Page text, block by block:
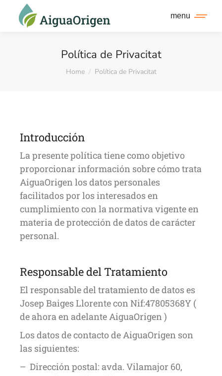
menu
Política de Privacitat
You are here:
Home Política de Privacitat
Introducción
La presente política tiene como objetivo
proporcionar información sobre cómo trata
AiguaOrigen los datos personales
facilitados por los interesados en
cumplimiento con la normativa vigente en
materia de protección de datos de carácter
personal.
Responsable del Tratamiento
El responsable del tratamiento de datos es
Josep Baiges Llorente con Nif:47805368Y (
de ahora en adelante AiguaOrigen )
Los datos de contacto de AiguaOrigen son
las siguientes:
– Dirección postal: avda. Vilamajor 60,